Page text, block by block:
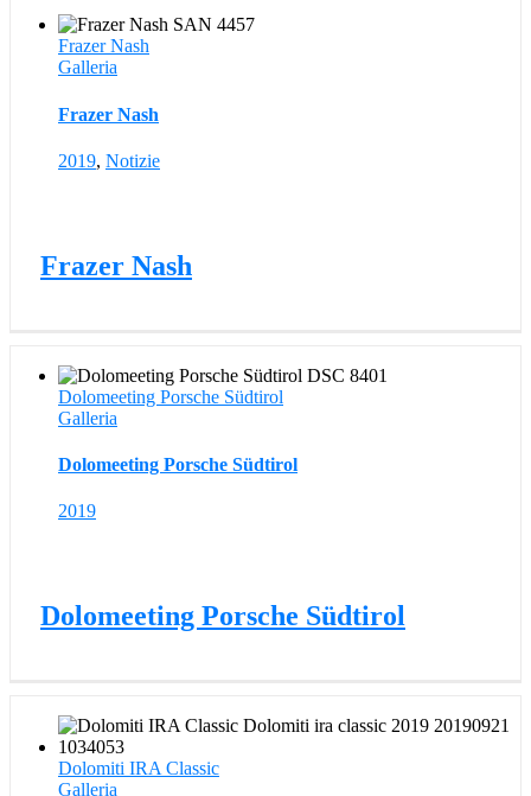
Frazer Nash
Galleria
Frazer Nash
2019, Notizie
Frazer Nash
Dolomeeting Porsche Südtirol
Galleria
Dolomeeting Porsche Südtirol
2019
Dolomeeting Porsche Südtirol
Dolomiti IRA Classic
Galleria